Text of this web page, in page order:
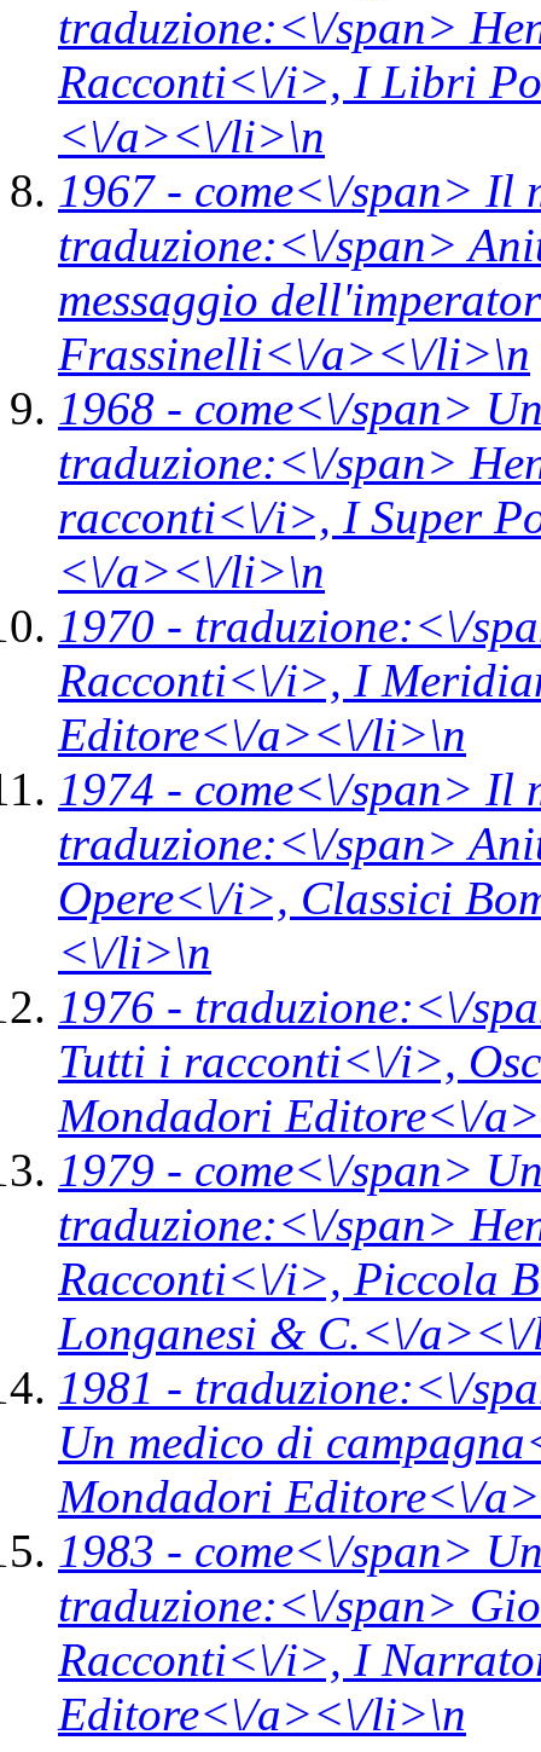
traduzione:<\/span>
Racconti<\/i>, I Libri
<\/a><\/li>\n
1967 - come<\/span> Il
traduzione:<\/span>
messaggio
Frassinelli<\/a><\/li>\n
1968 - come<\/span>
traduzione:<\/span>
racconti<\/i>, I Super
<\/a><\/li>\n
1970 - traduzione:<\/
Racconti<\/i>, I
Editore<\/a><\/li>\n
1974 - come<\/span> Il
traduzione:<\/span>
Opere<\/i>, Classici
<\/li>\n
1976 - traduzione:<\/
Tutti i racconti<\/i>,
Mondadori Editore<\/
1979 - come<\/span>
traduzione:<\/span>
Racconti<\/i>, Piccola
Longanesi & C.<\/
1981 - traduzione:<\/
Un medico di
Mondadori Editore<\/
1983 - come<\/span>
traduzione:<\/span>
Racconti<\/i>, I
Editore<\/a><\/li>\n